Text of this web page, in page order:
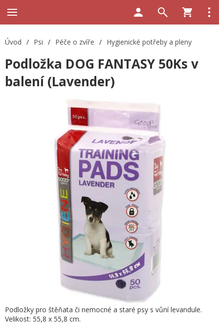
Úvod / Psi / Péče o zvíře / Hygienické potřeby a pleny
Podložka DOG FANTASY 50Ks v
balení (Lavender)
Podložky pro štěňata či nemocné a staré psy s vůní levandule.
Velikost: 55,8 x 55,8 cm.